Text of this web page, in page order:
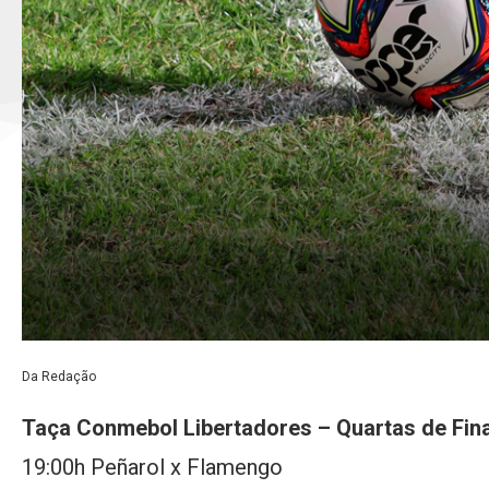
Da Redação
Taça Conmebol Libertadores – Quartas de
19:00h Peñarol x Flamengo